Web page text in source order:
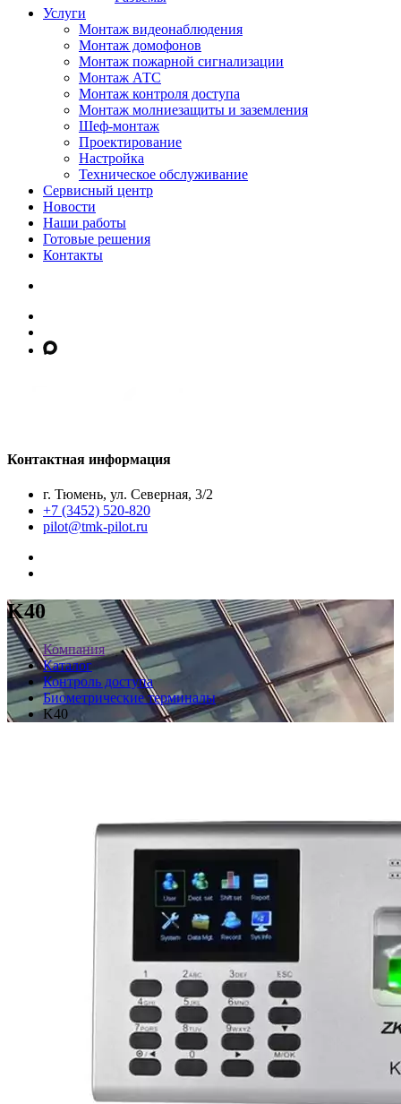
Услуги
Монтаж видеонаблюдения
Монтаж домофонов
Монтаж пожарной сигнализации
Монтаж АТС
Монтаж контроля доступа
Монтаж молниезащиты и заземления
Шеф-монтаж
Проектирование
Настройка
Техническое обслуживание
Сервисный центр
Новости
Наши работы
Готовые решения
Контакты
Контактная информация
г. Тюмень, ул. Северная, 3/2
+7 (3452) 520-820
pilot@tmk-pilot.ru
K40
Компания
Каталог
Контроль доступа
Биометрические терминалы
K40